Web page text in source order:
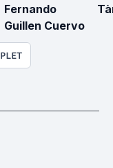
Fernando
Guillen Cuervo